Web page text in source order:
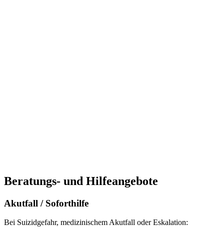
Beratungs- und Hilfeangebote
Akutfall / Soforthilfe
Bei Suizidgefahr, medizinischem Akutfall oder Eskalation: